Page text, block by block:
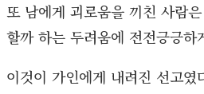
또 남에게 괴로움을 끼친 사람
할까 하는 두려움에 전전긍긍하
이것이 가인에게 내려진 선고였